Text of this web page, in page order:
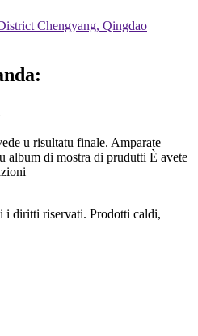
Chengyang, Qingdao
u risultatu finale. Amparate
album di mostra di prudutti È avete
diritti riservati. Prodotti caldi,